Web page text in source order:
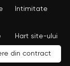
Intimitate
Hart site-ului
din contract